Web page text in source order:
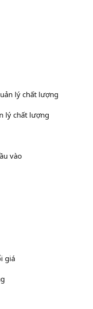
lý chất lượng
lý chất lượng
vào
giá